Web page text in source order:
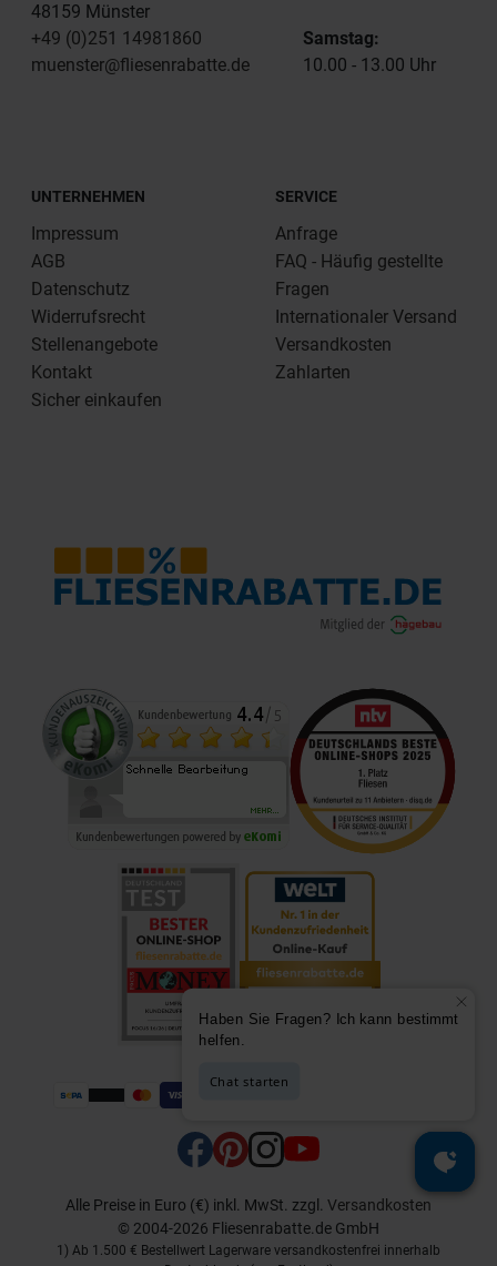
48159 Münster
+49 (0)251 14981860
muenster@fliesenrabatte.de
Samstag:
10.00 - 13.00 Uhr
UNTERNEHMEN
Impressum
AGB
Datenschutz
Widerrufsrecht
Stellenangebote
Kontakt
Sicher einkaufen
SERVICE
Anfrage
FAQ - Häufig gestellte
Fragen
Internationaler Versand
Versandkosten
Zahlarten
Alle Preise in Euro (€) inkl. MwSt. zzgl. Versandkosten
© 2004-2026 Fliesenrabatte.de GmbH
1) Ab 1.500 € Bestellwert Lagerware versandkostenfrei innerhalb